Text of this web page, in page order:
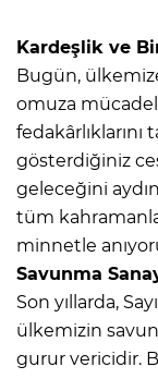
Kardeşlik ve
Bugün,
omuza
gösterdiğiniz
geleceğini
tüm
minnetle
Savunma
Son yıllarda,
ülkemizin
gurur vericidir.